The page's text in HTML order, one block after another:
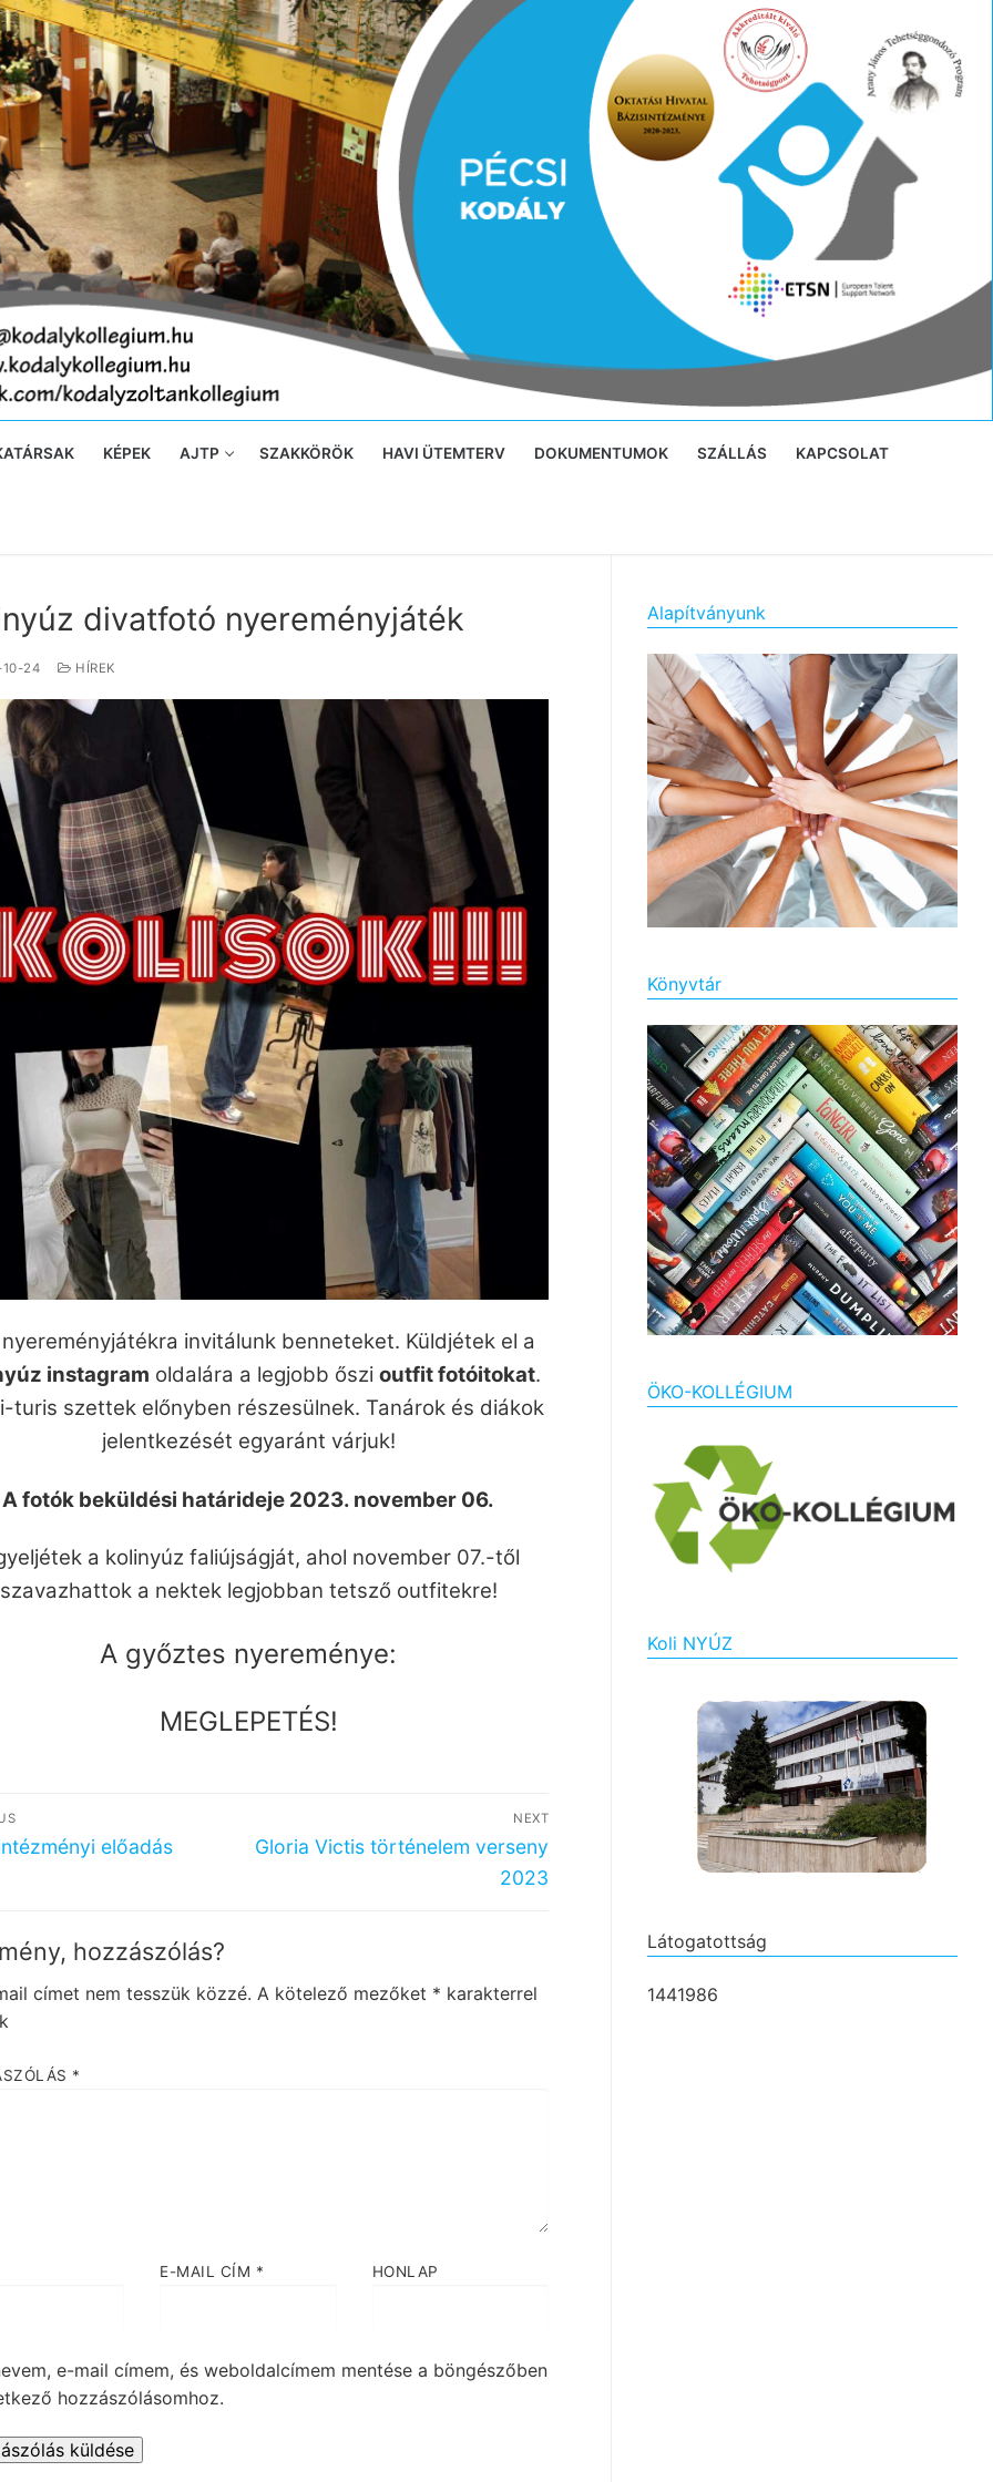
KÉPEK AJTP SZAKKÖRÖK HAVI ÜTEMTERV DOKUMENTUMOK SZÁLLÁS KAPCSOLAT
divatfotó nyereményjáték
24 HÍREK
nyereményjátékra invitálunk benneteket. Küldjétek el a
instagram oldalára a legjobb őszi outfit fotóitokat.
turis szettek előnyben részesülnek. Tanárok és diákok
jelentkezését egyaránt várjuk!
A fotók beküldési határideje 2023. november 06.
a kolinyúz faliújságját, ahol november 07.-től
szavazhattok a nektek legjobban tetsző outfitekre!
A győztes nyereménye:
MEGLEPETÉS!
előadás
NEXT
Next
Gloria Victis történelem verseny
2023
hozzászólás?
címet nem tesszük közzé. A kötelező mezőket * karakterrel
*
E-MAIL CÍM * HONLAP
e-mail címem, és weboldalcímem mentése a böngészőben
hozzászólásomhoz.
Alapítványunk
Könyvtár
ÖKO-KOLLÉGIUM
Koli NYÚZ
Látogatottság
1441986